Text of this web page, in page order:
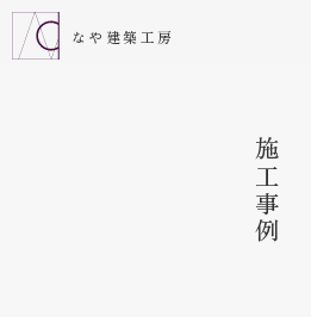
なや建築工房
施工事例